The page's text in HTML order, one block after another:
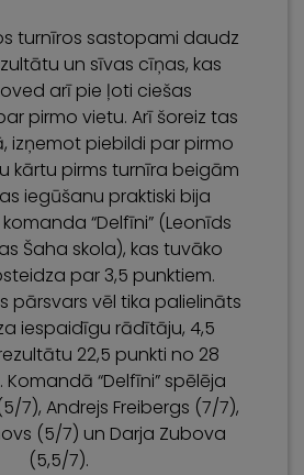
turnīros sastopami daudz
un sīvas cīņas, kas
arī pie ļoti ciešas
pirmo vietu. Arī šoreiz tas
izņemot piebildi par pirmo
kārtu pirms turnīra beigām
iegūšanu praktiski bija
“Delfīni” (Leonīds
Šaha skola), kas tuvāko
par 3,5 punktiem.
pārsvars vēl tika palielināts
iespaidīgu rādītāju, 4,5
22,5 punkti no 28
“Delfīni” spēlēja
7), Andrejs Freibergs (7/7),
(5/7) un Darja Zubova
(5,5/7).